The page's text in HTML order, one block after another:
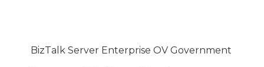
BizTalk Server Enterprise OV Government